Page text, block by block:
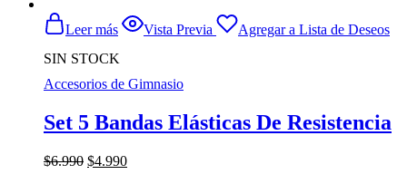
SIN STOCK
Leer más Vista Previa Agregar a Lista de Deseos
Accesorios de Gimnasio
Set 5 Bandas Elásticas De Resistencia
$6.990 El
$4.990El